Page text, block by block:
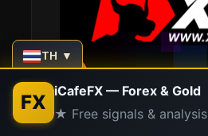
TH ▼
FX iCafeFX — Forex & Gold
★ Free signals & analysis
Contact us
Open